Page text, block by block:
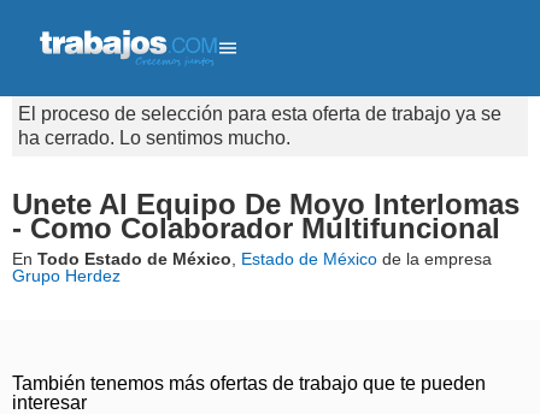
El proceso de selección para esta oferta de trabajo ya se
ha cerrado. Lo sentimos mucho.
Unete Al Equipo De Moyo Interlomas
- Como Colaborador Multifuncional
En Todo Estado de México Estado de México de la empresa
Grupo Herdez
También tenemos más ofertas de trabajo que te pueden
interesar